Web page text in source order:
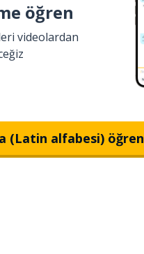
öğren
videolardan
(Latin alfabesi) öğren